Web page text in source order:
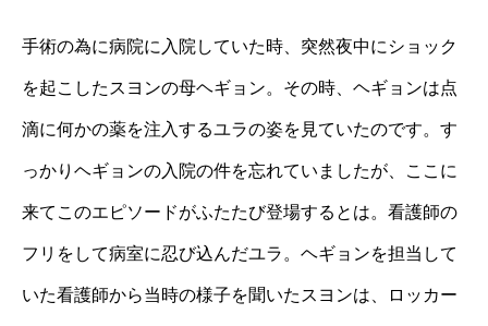
手術の為に病院に入院していた時、突然夜中にショック
を起こしたスヨンの母ヘギョン。その時、ヘギョンは点
滴に何かの薬を注入するユラの姿を見ていたのです。す
っかりヘギョンの入院の件を忘れていましたが、ここに
来てこのエピソードがふたたび登場するとは。看護師の
フリをして病室に忍び込んだユラ。ヘギョンを担当して
いた看護師から当時の様子を聞いたスヨンは、ロッカー